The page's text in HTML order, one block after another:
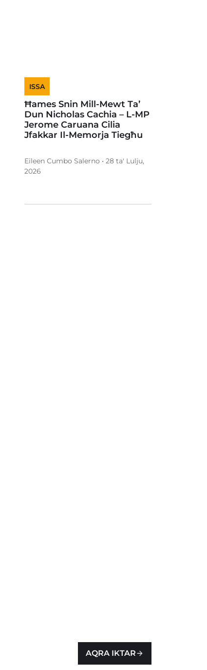
ISSA
Ħames Snin Mill-Mewt Ta’
Dun Nicholas Cachia – L-MP
Jerome Caruana Cilia
Jfakkar Il-Memorja Tiegħu
Eileen Cumbo Salerno • 28 ta' Lulju,
2026
AQRA IKTAR